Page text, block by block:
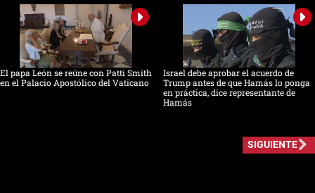
El papa León se reúne con Patti Smith
en el Palacio Apostólico del Vaticano
Israel debe aprobar el acuerdo de
Trump antes de que Hamás lo ponga
en práctica, dice representante de
Hamás
SIGUIENTE